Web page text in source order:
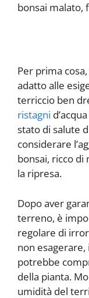
bonsai malato,
Per prima
adatto alle
terriccio ben
ristagni
stato di salute
considerare
bonsai, ricco
la ripresa.
Dopo aver
terreno, è
regolare di
non esagerare,
potrebbe
della pianta.
umidità del